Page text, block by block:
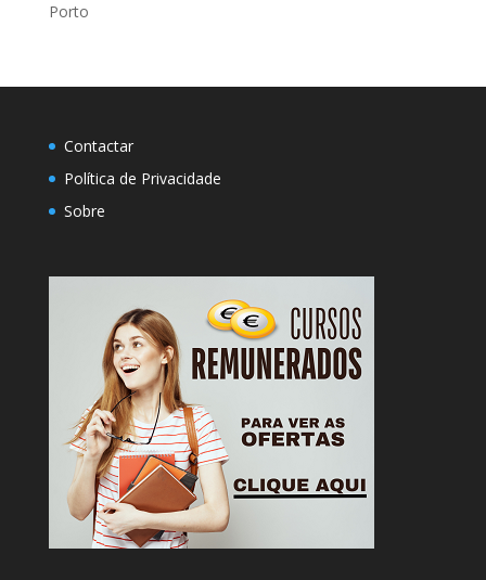
Porto
Contactar
Política de Privacidade
Sobre